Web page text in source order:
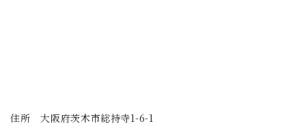
住所 大阪府茨木市総持寺1-6-1